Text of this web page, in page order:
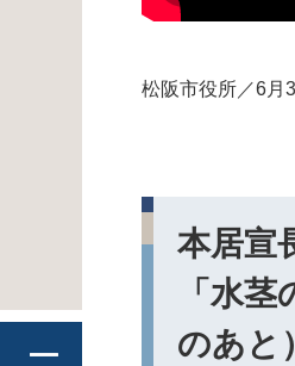
松阪市役所／6月
本居宣
「水
のあと